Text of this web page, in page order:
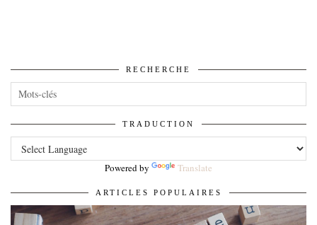
RECHERCHE
TRADUCTION
Powered by Translate
ARTICLES POPULAIRES